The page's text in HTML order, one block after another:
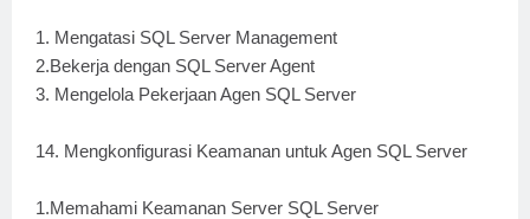
1. Mengatasi SQL Server Management
2.Bekerja dengan SQL Server Agent
3. Mengelola Pekerjaan Agen SQL Server
14. Mengkonfigurasi Keamanan untuk Agen SQL Server
1.Memahami Keamanan Server SQL Server